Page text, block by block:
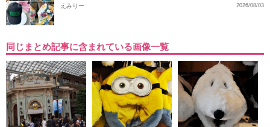
2026/08/03
えみりー
同じまとめ記事に含まれている画像一覧